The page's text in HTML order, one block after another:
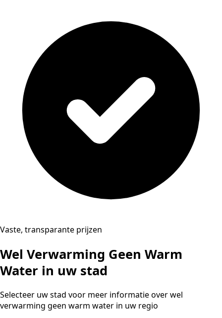
Vaste, transparante prijzen
Wel Verwarming Geen Warm
Water in uw stad
Selecteer uw stad voor meer informatie over wel
verwarming geen warm water in uw regio